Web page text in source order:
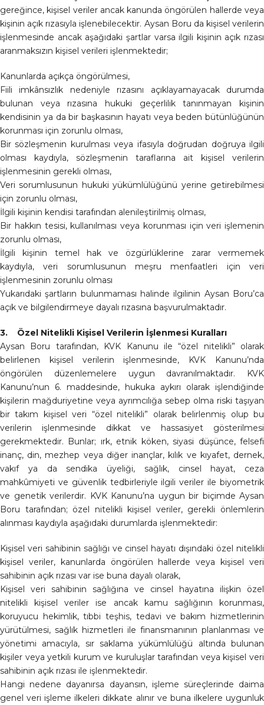
gereğince, kişisel veriler ancak kanunda öngörülen hallerde veya
kişinin açık rızasıyla işlenebilecektir. Aysan Boru da kişisel verilerin
işlenmesinde ancak aşağıdaki şartlar varsa ilgili kişinin açık rızası
aranmaksızın kişisel verileri işlenmektedir;
Kanunlarda açıkça öngörülmesi,
Fiili imkânsızlık nedeniyle rızasını açıklayamayacak durumda
bulunan veya rızasına hukuki geçerlilik tanınmayan kişinin
kendisinin ya da bir başkasının hayatı veya beden bütünlüğünün
korunması için zorunlu olması,
Bir sözleşmenin kurulması veya ifasıyla doğrudan doğruya ilgili
olması kaydıyla, sözleşmenin taraflarına ait kişisel verilerin
işlenmesinin gerekli olması,
Veri sorumlusunun hukuki yükümlülüğünü yerine getirebilmesi
için zorunlu olması,
İlgili kişinin kendisi tarafından alenileştirilmiş olması,
Bir hakkın tesisi, kullanılması veya korunması için veri işlemenin
zorunlu olması,
İlgili kişinin temel hak ve özgürlüklerine zarar vermemek
kaydıyla, veri sorumlusunun meşru menfaatleri için veri
işlenmesinin zorunlu olması
Yukarıdaki şartların bulunmaması halinde ilgilinin Aysan Boru’ca
açık ve bilgilendirmeye dayalı rızasına başvurulmaktadır.
3. Özel Nitelikli Kişisel Verilerin İşlenmesi Kuralları
Aysan Boru tarafından, KVK Kanunu ile “özel nitelikli” olarak
belirlenen kişisel verilerin işlenmesinde, KVK Kanunu’nda
öngörülen düzenlemelere uygun davranılmaktadır. KVK
Kanunu’nun 6. maddesinde, hukuka aykırı olarak işlendiğinde
kişilerin mağduriyetine veya ayrımcılığa sebep olma riski taşıyan
bir takım kişisel veri “özel nitelikli” olarak belirlenmiş olup bu
verilerin işlenmesinde dikkat ve hassasiyet gösterilmesi
gerekmektedir. Bunlar; ırk, etnik köken, siyasi düşünce, felsefi
inanç, din, mezhep veya diğer inançlar, kılık ve kıyafet, dernek,
vakıf ya da sendika üyeliği, sağlık, cinsel hayat, ceza
mahkûmiyeti ve güvenlik tedbirleriyle ilgili veriler ile biyometrik
ve genetik verilerdir. KVK Kanunu’na uygun bir biçimde Aysan
Boru tarafından; özel nitelikli kişisel veriler, gerekli önlemlerin
alınması kaydıyla aşağıdaki durumlarda işlenmektedir:
Kişisel veri sahibinin sağlığı ve cinsel hayatı dışındaki özel nitelikli
kişisel veriler, kanunlarda öngörülen hallerde veya kişisel veri
sahibinin açık rızası var ise buna dayalı olarak,
Kişisel veri sahibinin sağlığına ve cinsel hayatına ilişkin özel
nitelikli kişisel veriler ise ancak kamu sağlığının korunması,
koruyucu hekimlik, tıbbi teşhis, tedavi ve bakım hizmetlerinin
yürütülmesi, sağlık hizmetleri ile finansmanının planlanması ve
yönetimi amacıyla, sır saklama yükümlülüğü altında bulunan
kişiler veya yetkili kurum ve kuruluşlar tarafından veya kişisel veri
sahibinin açık rızası ile işlenmektedir.
Hangi nedene dayanırsa dayansın, işleme süreçlerinde daima
genel veri işleme ilkeleri dikkate alınır ve buna ilkelere uygunluk